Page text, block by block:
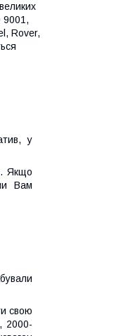
9001,
Rover,
у
Якщо
Вам
свою
2000-